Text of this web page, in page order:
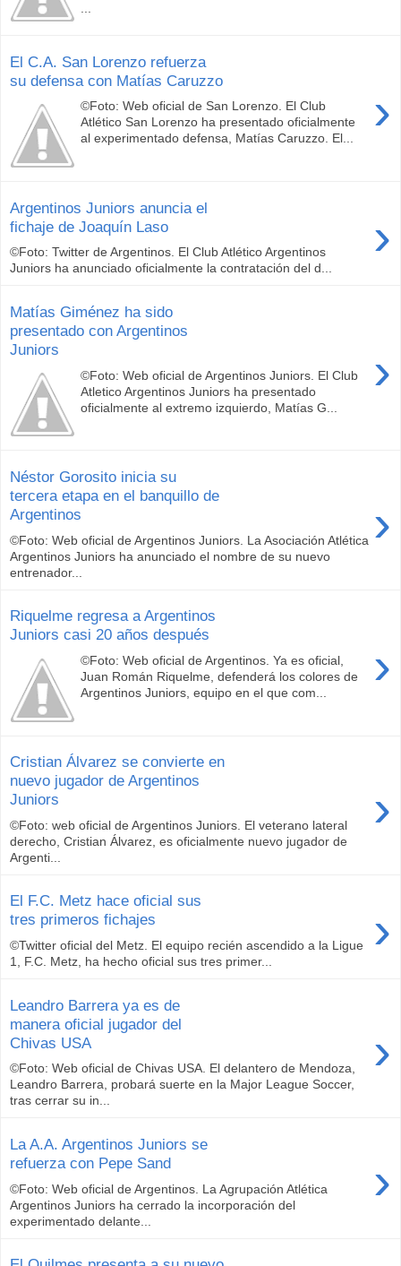
...
El C.A. San Lorenzo refuerza
su defensa con Matías Caruzzo
›
©Foto: Web oficial de San Lorenzo. El Club
Atlético San Lorenzo ha presentado oficialmente
al experimentado defensa, Matías Caruzzo. El...
Argentinos Juniors anuncia el
fichaje de Joaquín Laso
›
©Foto: Twitter de Argentinos. El Club Atlético Argentinos
Juniors ha anunciado oficialmente la contratación del d...
Matías Giménez ha sido
presentado con Argentinos
Juniors
›
©Foto: Web oficial de Argentinos Juniors. El Club
Atletico Argentinos Juniors ha presentado
oficialmente al extremo izquierdo, Matías G...
Néstor Gorosito inicia su
tercera etapa en el banquillo de
Argentinos
›
©Foto: Web oficial de Argentinos Juniors. La Asociación Atlética
Argentinos Juniors ha anunciado el nombre de su nuevo
entrenador...
Riquelme regresa a Argentinos
Juniors casi 20 años después
›
©Foto: Web oficial de Argentinos. Ya es oficial,
Juan Román Riquelme, defenderá los colores de
Argentinos Juniors, equipo en el que com...
Cristian Álvarez se convierte en
nuevo jugador de Argentinos
Juniors
›
©Foto: web oficial de Argentinos Juniors. El veterano lateral
derecho, Cristian Álvarez, es oficialmente nuevo jugador de
Argenti...
El F.C. Metz hace oficial sus
tres primeros fichajes
›
©Twitter oficial del Metz. El equipo recién ascendido a la Ligue
1, F.C. Metz, ha hecho oficial sus tres primer...
Leandro Barrera ya es de
manera oficial jugador del
Chivas USA
›
©Foto: Web oficial de Chivas USA. El delantero de Mendoza,
Leandro Barrera, probará suerte en la Major League Soccer,
tras cerrar su in...
La A.A. Argentinos Juniors se
refuerza con Pepe Sand
›
©Foto: Web oficial de Argentinos. La Agrupación Atlética
Argentinos Juniors ha cerrado la incorporación del
experimentado delante...